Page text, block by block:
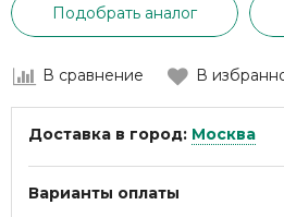
Подобрать аналог
В сравнение В
Доставка в город: Москва
Варианты оплаты